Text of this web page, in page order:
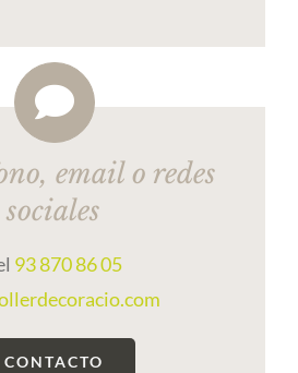
email o redes
sociales
93 870 86 05
CONTACTO